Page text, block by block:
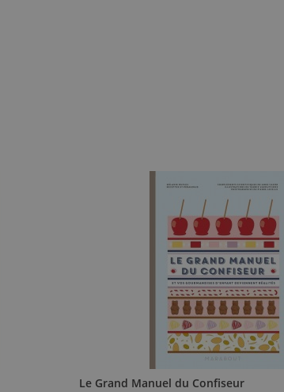
Le Grand Manuel du Confiseur